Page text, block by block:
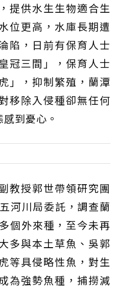
提供水生生物適合生
位更高，水庫長期遭
陷，日前有保育人士
冠三間」，保育人士
」，抑制繁殖，蘭潭
移除入侵種卻無任何
到憂心。
教授郭世帶領研究團
河川局委託，調查蘭
個外來種，至今未再
多與本土草魚、吳郭
等具侵略性魚，對生
為強勢魚種，捕撈減